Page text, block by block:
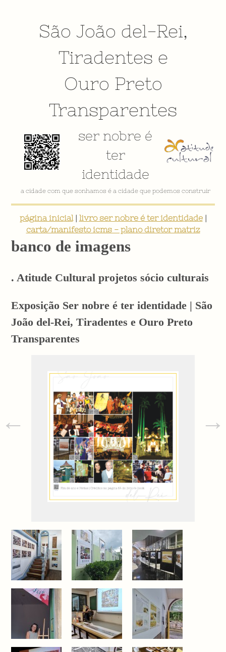
São João del-Rei,
Tiradentes e
Ouro Preto
Transparentes
ser nobre é
ter
identidade
a cidade com que sonhamos é a cidade que podemos construir
página inicial| livro ser nobre é ter identidade|
carta/manifesto icms - plano diretor matriz
banco de imagens
. Atitude Cultural projetos sócio culturais
Exposição Ser nobre é ter identidade | São
João del-Rei, Tiradentes e Ouro Preto
Transparentes
← →